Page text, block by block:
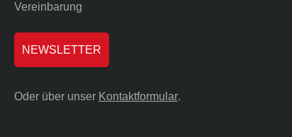
Vereinbarung
NEWSLETTER
Oder über unser Kontaktformular.